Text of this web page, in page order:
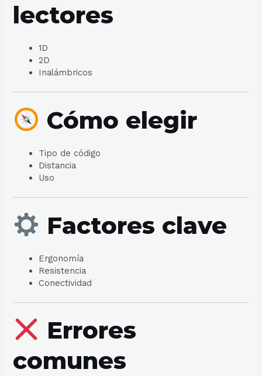
lectores
1D
2D
Inalámbricos
Cómo elegir
Tipo de código
Distancia
Uso
Factores clave
Ergonomía
Resistencia
Conectividad
Errores
comunes